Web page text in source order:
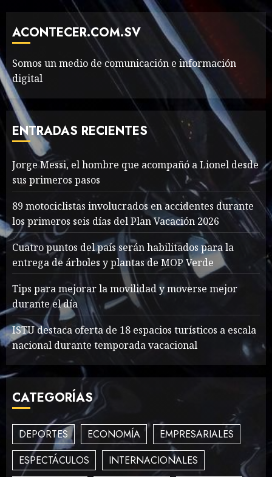
MAYO 14, 2024
7
The full story of
Thailand’s extraordinary
cave rescue
MAYO 14, 2024 1009
1
Jorge Messi, el hombre
que acompañó a Lionel
desde sus primeros pasos
AGOSTO 8, 2026 57
2
Searching for the
forgotten heroes of World
War Two
MAYO 14, 2024 867
3
What’s Scarier Than the
Sex Talk? Its About Weight
MAYO 14, 2024
How To Write Award
Winning Blog Headlines
MAYO 14, 2024 1006
ACONTECER.COM.SV
Somos un medio de comunicación e información
digital
ENTRADAS RECIENTES
Jorge Messi, el hombre que acompañó a Lionel desde
sus primeros pasos
89 motociclistas involucrados en accidentes durante
los primeros seis días del Plan Vacación 2026
Cuatro puntos del país serán habilitados para la
entrega de árboles y plantas de MOP Verde
Tips para mejorar la movilidad y moverse mejor
durante el día
ISTU destaca oferta de 18 espacios turísticos a escala
nacional durante temporada vacacional
CATEGORÍAS
DEPORTES ECONOMÍA
EMPRESARIALES
ESPECTÁCULOS
INTERNACIONALES